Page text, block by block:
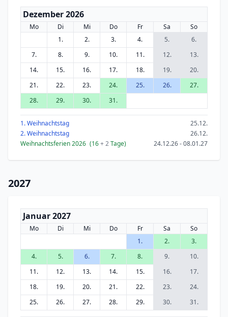
Dezember 2026
Mo Di Mi Do Fr Sa
So
1.
2. 3. 4. 5.
6.
7.
8. 9. 10. 11. 12.
13.
14.
15. 16. 17. 18. 19.
20.
21.
22. 23. 24. 25. 26.
27.
28.
29. 30. 31.
1. Weihnachtstag
25.12.
2. Weihnachtstag
26.12.
Weihnachtsferien 2026 (16+ 2Tage) 24.12.26 - 08.01.27
2027
Januar 2027
Mo Di Mi Do Fr Sa
So
1.
2.
3.
4.
5. 6. 7. 8. 9.
10.
11.
12. 13. 14. 15. 16.
17.
18.
19. 20. 21. 22. 23.
24.
25.
26. 27. 28. 29. 30. 31.